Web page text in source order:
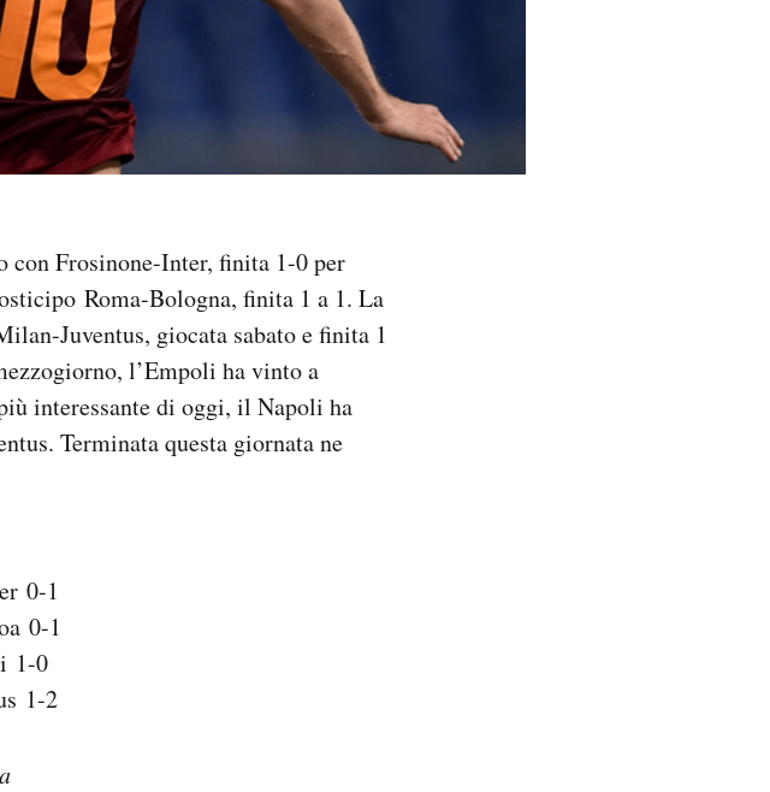
con Frosinone-Inter, finita 1-0 per
Roma-Bologna, finita 1 a 1. La
Juventus, giocata sabato e finita 1
l’Empoli ha vinto a
interessante di oggi, il Napoli ha
Terminata questa giornata ne
0-1
0-1
1-0
1-2